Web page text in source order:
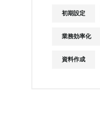
初期設定
業務効率化
資料作成